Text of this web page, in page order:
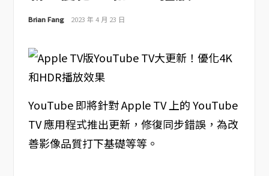
Brian Fang 2023 年 4 月 23 日
YouTube 即將針對 Apple TV 上的 YouTube
TV 應用程式推出更新，修復同步錯誤，為改
善影像品質打下基礎等等。